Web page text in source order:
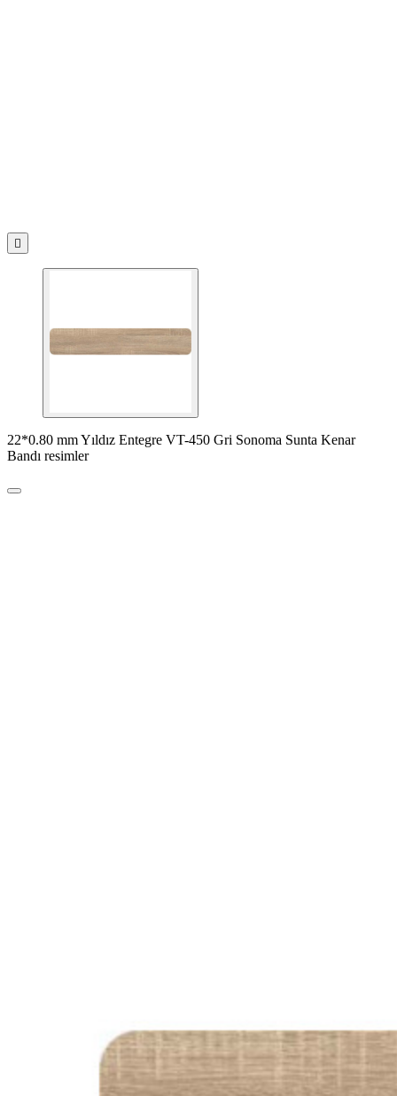

22*0.80 mm Yıldız Entegre VT-450 Gri Sonoma Sunta Kenar
Bandı resimler